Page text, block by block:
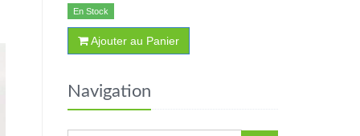
En Stock
Ajouter au Panier
Navigation